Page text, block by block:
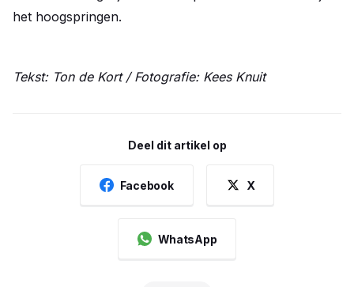
het hoogspringen.
Tekst: Ton de Kort / Fotografie: Kees Knuit
Deel dit artikel op
Facebook X
WhatsApp